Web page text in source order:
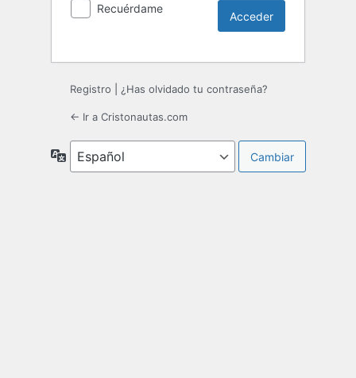
Recuérdame
Registro ¿Has olvidado tu contraseña?
← Ir a Cristonautas.com
Idioma